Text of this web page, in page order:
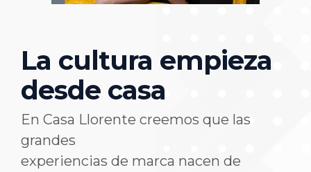
La cultura empieza
desde casa
En Casa Llorente creemos que las
grandes
experiencias de marca nacen de